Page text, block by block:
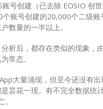
账号创建（已去除 EOSIO 创
个账号创建的20,000个二级账
数量的一半以上。
析后，都存在类似的现象，
常态。
大量涌现，但至今还没有
昙花一现。有不完全数据统